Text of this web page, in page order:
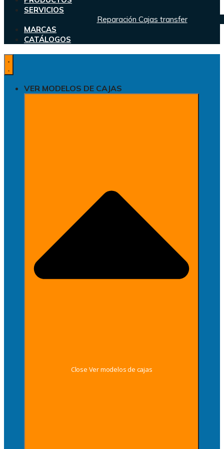
SERVICIOS
Reparación Cajas transfer
MARCAS
CATÁLOGOS
VER MODELOS DE CAJAS
Close Ver modelos de cajas